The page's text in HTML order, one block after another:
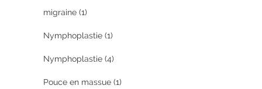
migraine (1)
Nymphoplastie (1)
Nymphoplastie (4)
Pouce en massue (1)